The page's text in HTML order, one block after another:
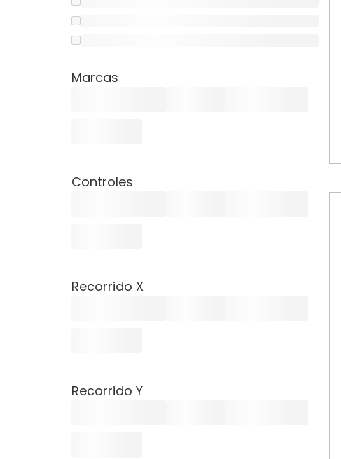
Marcas
Controles
Recorrido X
Recorrido Y